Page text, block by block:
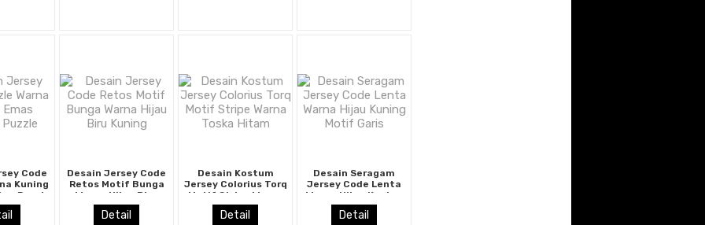
Code
Kuning
Puzzle
Desain Jersey Code
Retos Motif Bunga
Warna Hijau Biru
Kuning
Detail
Desain Kostum
Jersey Colorius Torq
Motif Stripe Warna
Toska Hitam
Detail
Desain Seragam
Jersey Code Lenta
Warna Hijau Kuning
Motif Garis
Detail